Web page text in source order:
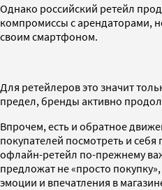
Однако российский ретейл
компромиссы с арендаторами,
своим смартфоном.
Для ретейлеров это значит
предел, бренды активно
Впрочем, есть и обратное
покупателей посмотреть и
офлайн-ретейл по-прежнему
предложат не «просто
эмоции и впечатления в